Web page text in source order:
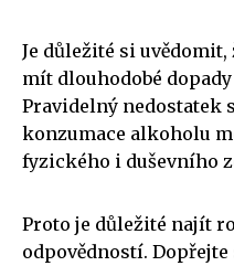
Je důležité si
mít dlouhodobé
Pravidelný nedostatek
konzumace alkoholu
fyzického i duševního
Proto je důležité najít
odpovědností.